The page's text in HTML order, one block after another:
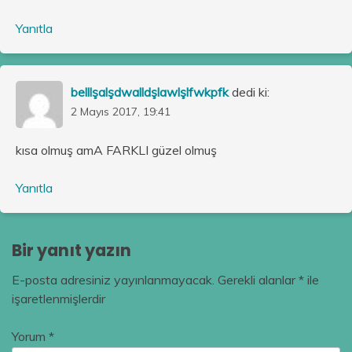
Yanıtla
belllşalşdwalldşlawlşlfwkpfk dedi ki:
2 Mayıs 2017, 19:41
kısa olmuş amA FARKLI güzel olmuş
Yanıtla
Bir yanıt yazın
E-posta adresiniz yayınlanmayacak. Gerekli alanlar* ile
işaretlenmişlerdir
Yorum *